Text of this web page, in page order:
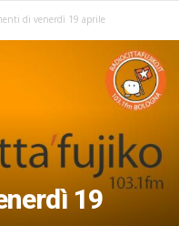
di venerdì 19 aprile
19